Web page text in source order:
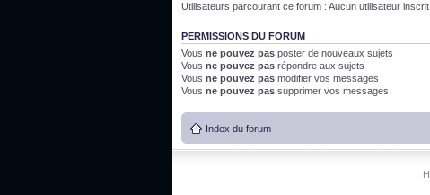
Utilisateurs parcourant ce forum : Aucun utilisateur
PERMISSIONS DU FORUM
Vous ne pouvez pas poster de nouveaux sujets
Vous ne pouvez pas répondre aux sujets
Vous ne pouvez pas modifier vos messages
Vous ne pouvez pas supprimer vos messages
Index du forum